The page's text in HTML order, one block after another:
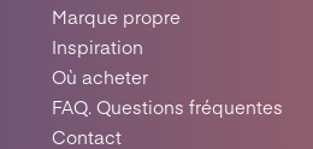
Marque propre
Inspiration
Où acheter
FAQ. Questions fréquentes
Contact